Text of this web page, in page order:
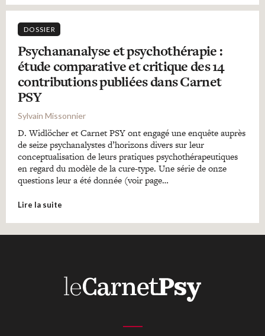
DOSSIER
Psychananalyse et psychothérapie :
étude comparative et critique des 14
contributions publiées dans Carnet
PSY
Sylvain Missonnier
D. Widlöcher et Carnet PSY ont engagé une enquête auprès
de seize psychanalystes d’horizons divers sur leur
conceptualisation de leurs pratiques psychothérapeutiques
en regard du modèle de la cure-type. Une série de onze
questions leur a été donnée (voir page…
Lire la suite